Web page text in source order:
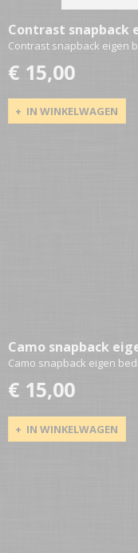
Contrast snapback
Contrast snapback eigen
€ 15,00
IN WINKELWAGEN
Camo snapback
Camo snapback eigen
€ 15,00
IN WINKELWAGEN